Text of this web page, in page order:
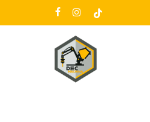
to
facebookinstagram
tiktok